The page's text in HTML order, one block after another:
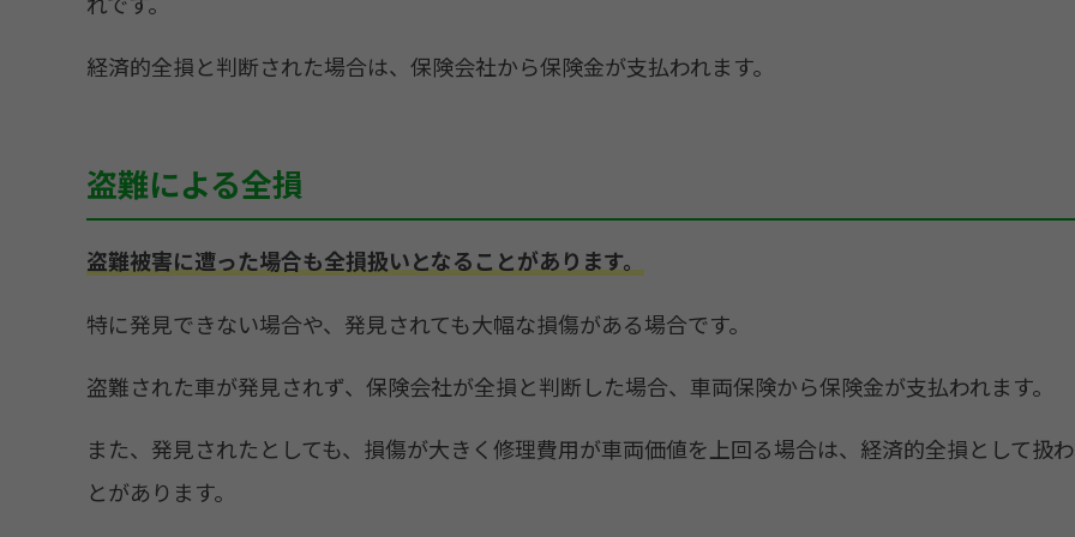
経済的全損と判断された場合は、保険会社から保険金が支払われます。
盗難による全損
盗難被害に遭った場合も全損扱いとなることがあります。
特に発見できない場合や、発見されても大幅な損傷がある場合です。
盗難された車が発見されず、保険会社が全損と判断した場合、車両保険から保険金が支払われます。
また、発見されたとしても、損傷が大きく修理費用が車両価値を上回る場合は、経済的全損として扱
とがあります。